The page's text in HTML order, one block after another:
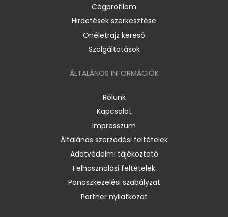
Cégprofilom
Hirdetések szerkesztése
Önéletrajz kereső
Szolgáltatások
ÁLTALÁNOS INFORMÁCIÓK
Rólunk
Kapcsolat
Impresszum
Általános szerződési feltételek
Adatvédelmi tájékoztató
Felhasználási feltételek
Panaszkezelési szabályzat
Partner nyilatkozat